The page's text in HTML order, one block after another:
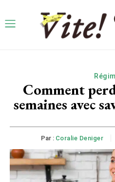
Comment
semaines avec
Par : Coralie Deniger